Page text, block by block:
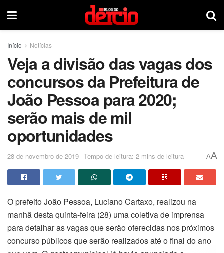
Início Notícias
Veja a divisão das vagas dos
concursos da Prefeitura de
João Pessoa para 2020;
serão mais de mil
oportunidades
28 de novembro de 2019 Tempo de leitura: 2 mins de leitura AA
O prefeito João Pessoa, Luciano Cartaxo, realizou na
manhã desta quinta-feira (28) uma coletiva de imprensa
para detalhar as vagas que serão oferecidas nos próximos
concurso públicos que serão realizados até o final do ano